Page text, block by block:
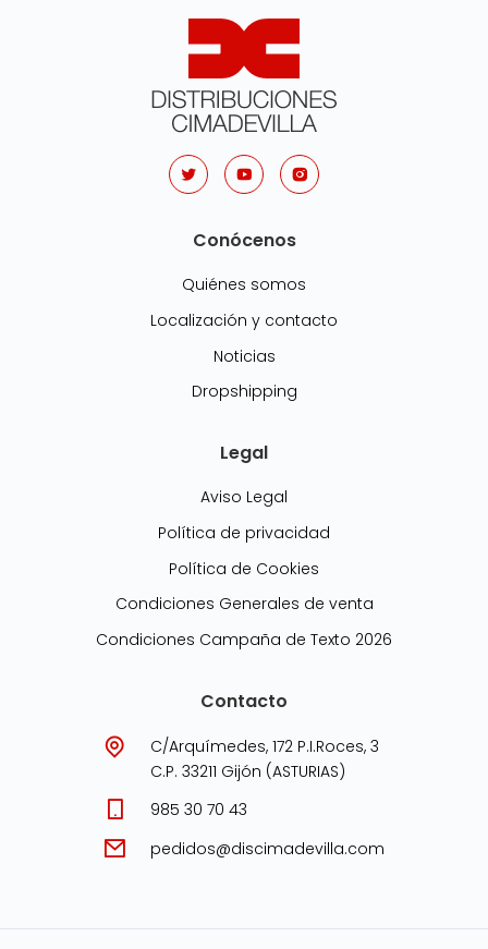
Conócenos
Quiénes somos
Localización y contacto
Noticias
Dropshipping
Legal
Aviso Legal
Política de privacidad
Política de Cookies
Condiciones Generales de venta
Condiciones Campaña de Texto 2026
Contacto
C/Arquímedes, 172 P.I.Roces, 3
C.P. 33211 Gijón (ASTURIAS)
985 30 70 43
pedidos@discimadevilla.com